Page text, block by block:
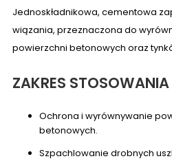
Jednoskładnikowa, cementowa
wiązania, przeznaczona do
powierzchni betonowych oraz
ZAKRES STOSOWANIA
Ochrona i wyrównywanie
betonowych.
Szpachlowanie drobnych